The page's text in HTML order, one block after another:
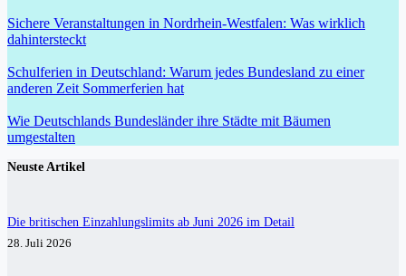
Sichere Veranstaltungen in Nordrhein-Westfalen: Was wirklich
dahintersteckt
Schulferien in Deutschland: Warum jedes Bundesland zu einer
anderen Zeit Sommerferien hat
Wie Deutschlands Bundesländer ihre Städte mit Bäumen
umgestalten
Neuste Artikel
Die britischen Einzahlungslimits ab Juni 2026 im Detail
28. Juli 2026